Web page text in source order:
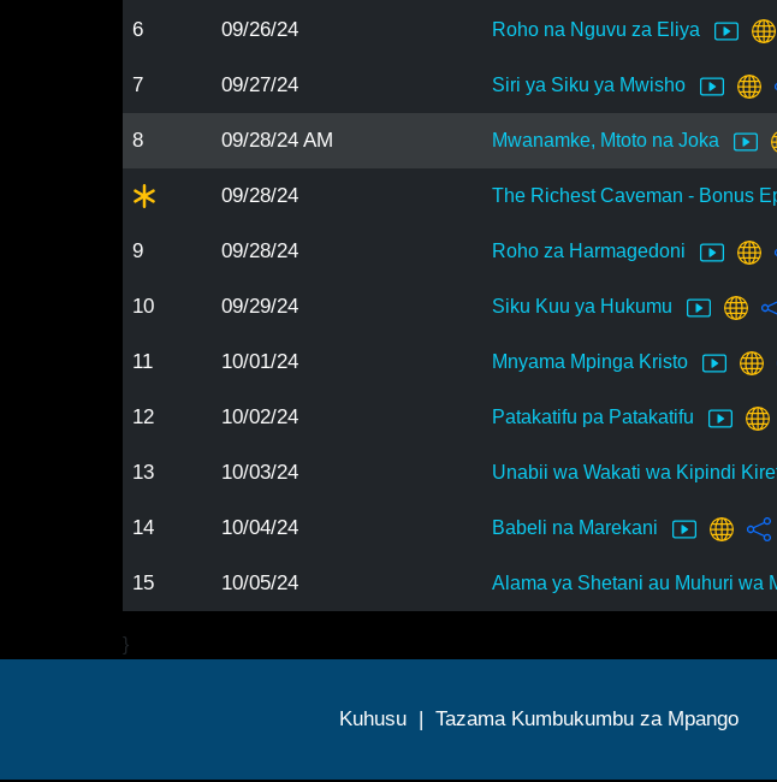
6 09/26/24 Roho na Nguvu za Eliya
7 09/27/24 Siri ya Siku ya Mwisho
8 09/28/24 AM Mwanamke, Mtoto na Joka
09/28/24 The Richest Caveman - Bonus
9 09/28/24 Roho za Harmagedoni
10 09/29/24 Siku Kuu ya Hukumu
11 10/01/24 Mnyama Mpinga Kristo
12 10/02/24 Patakatifu pa Patakatifu
13 10/03/24 Unabii wa Wakati wa Kipindi
14 10/04/24 Babeli na Marekani
15 10/05/24 Alama ya Shetani au Muhuri wa
}
Kuhusu | Tazama Kumbukumbu za Mpango